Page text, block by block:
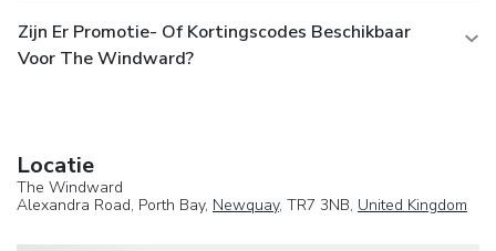
Zijn Er Promotie- Of Kortingscodes Beschikbaar
Voor The Windward?
Locatie
The Windward
Alexandra Road, Porth Bay, Newquay, TR7 3NB, United Kingdom